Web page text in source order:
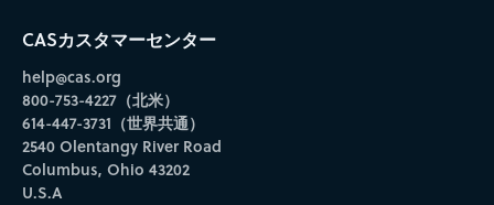
CASカスタマーセンター
help@cas.org
800-753-4227（北米）
614-447-3731（世界共通）
2540 Olentangy River Road
Columbus, Ohio 43202
U.S.A